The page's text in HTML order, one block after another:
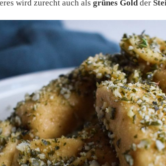
wird zurecht auch als grünes Goldder